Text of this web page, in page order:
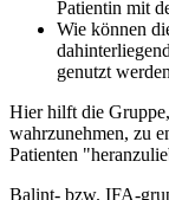
Patientin mit
Wie können
genutzt
Hier hilft die
wahrzunehmen, zu
Patienten
Balint- bzw. IFA-